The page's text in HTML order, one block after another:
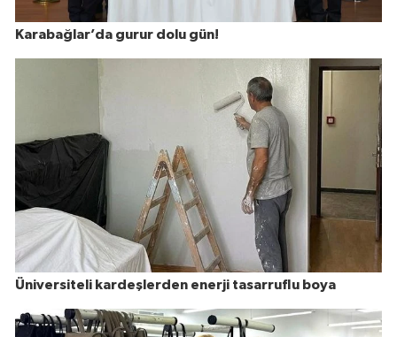
Karabağlar’da gurur dolu gün!
Üniversiteli kardeşlerden enerji tasarruflu boya